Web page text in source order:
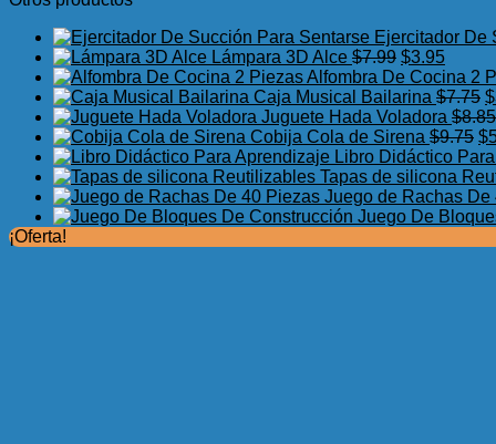
Ejercitador De
Lámpara 3D Alce $7.99 El
precio
original
era:
$7.99.
$3.95El
precio
actual
es:
$3.95.
Alfombra De Cocina 2
Caja Musical Bailarina $7.75 $
Juguete Hada Voladora $8.85
Cobija Cola de Sirena $9.75 El
$
Libro Didáctico
Tapas de silicona
Juego de Rachas De
Juego De
¡Oferta!